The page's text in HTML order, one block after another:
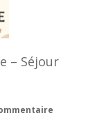
– Séjour